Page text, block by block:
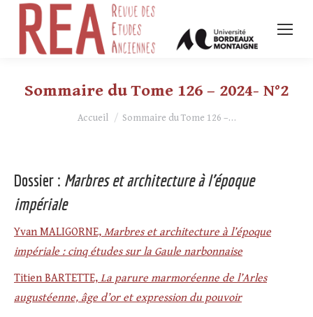
Sommaire du Tome 126 – 2024- N°2
Vous êtes ici :
Accueil Sommaire du Tome 126 –…
Dossier : Marbres et architecture à l’époque
impériale
Yvan MALIGORNE, Marbres et architecture à l’époque
impériale : cinq études sur la Gaule narbonnaise
Titien BARTETTE, La parure marmoréenne de l’Arles
augustéenne, âge d’or et expression du pouvoir